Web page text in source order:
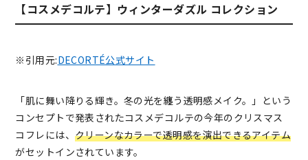
【コスメデコルテ】ウィンターダズル コレクション
※引用元:DECORTÉ公式サイト
「肌に舞い降りる輝き。冬の光を纏う透明感メイク。」という
コンセプトで発表されたコスメデコルテの今年のクリスマス
コフレには、 クリーンなカラーで透明感を演出できるアイテム
がセットインされています。